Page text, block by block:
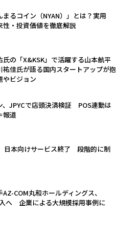
まるコイン（NYAN）」とは？実用
性・投資価値を徹底解説
氏の「X&KSK」で活躍する山本航平
祐佳氏が語る国内スタートアップが抱
やビジョン
、JPYCで店頭決済検証 POS連動は
報道
日本向けサービス終了 段階的に制
COM丸和ホールディングス、
へ 企業による大規模採用事例に